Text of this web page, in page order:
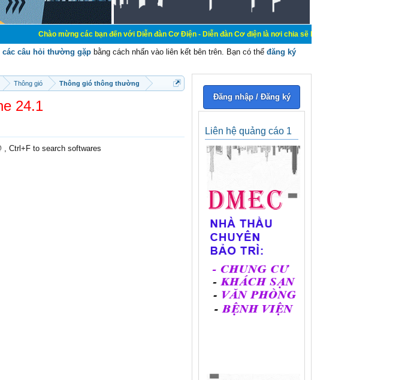
Chào mừng các bạn đến với Diễn đàn Cơ Điện - Diễn đàn Cơ điện là nơi chia sẽ kiến thức kinh nghiệm trong lãnh vực
các câu hỏi thường gặp bằng cách nhấn vào liên kết bên trên. Bạn có thể đăng ký
Thông gió Thông gió thông thường
24.1
, Ctrl+F to search softwares
Đăng nhập / Đăng ký
Liên hệ quảng cáo 1